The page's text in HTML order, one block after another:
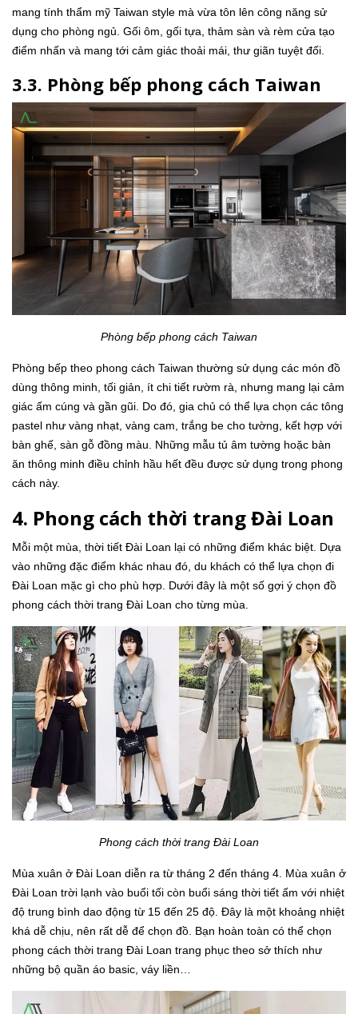
mang tính thẩm mỹ Taiwan style mà vừa tôn lên công năng sử
dụng cho phòng ngủ. Gối ôm, gối tựa, thảm sàn và rèm cửa tạo
điểm nhấn và mang tới cảm giác thoải mái, thư giãn tuyệt đối.
3.3. Phòng bếp phong cách Taiwan
Phòng bếp phong cách Taiwan
Phòng bếp theo phong cách Taiwan thường sử dụng các món đồ
dùng thông minh, tối giản, ít chi tiết rườm rà, nhưng mang lại cảm
giác ấm cúng và gần gũi. Do đó, gia chủ có thể lựa chọn các tông
pastel như vàng nhạt, vàng cam, trắng be cho tường, kết hợp với
bàn ghế, sàn gỗ đồng màu. Những mẫu tủ âm tường hoặc bàn
ăn thông minh điều chỉnh hầu hết đều được sử dụng trong phong
cách này.
4. Phong cách thời trang Đài Loan
Mỗi một mùa, thời tiết Đài Loan lại có những điểm khác biệt. Dựa
vào những đặc điểm khác nhau đó, du khách có thể lựa chọn đi
Đài Loan mặc gì cho phù hợp. Dưới đây là một số gợi ý chọn đồ
phong cách thời trang Đài Loan cho từng mùa.
Phong cách thời trang Đài Loan
Mùa xuân ở Đài Loan diễn ra từ tháng 2 đến tháng 4. Mùa xuân ở
Đài Loan trời lạnh vào buổi tối còn buổi sáng thời tiết ấm với nhiệt
độ trung bình dao động từ 15 đến 25 độ. Đây là một khoảng nhiệt
khá dễ chịu, nên rất dễ để chọn đồ. Bạn hoàn toàn có thể chọn
phong cách thời trang Đài Loan trang phục theo sở thích như
những bộ quần áo basic, váy liền…